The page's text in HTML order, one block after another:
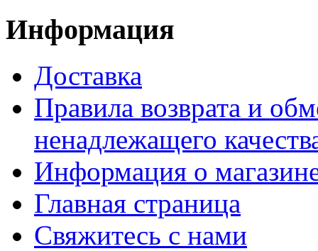
Информация
Доставка
Правила возврата и
ненадлежащего
Информация о
Главная страница
Свяжитесь с нами